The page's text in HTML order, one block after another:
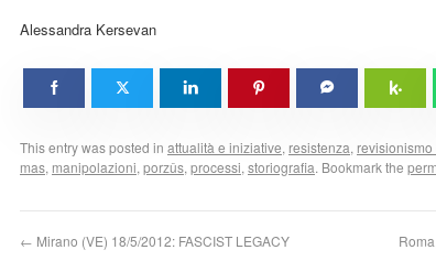
Alessandra Kersevan
This entry was posted in attualità e iniziative, resistenza,
mas, manipolazioni, porzûs, processi, storiografia. Bookmark the
← Mirano (VE) 18/5/2012: FASCIST LEGACY